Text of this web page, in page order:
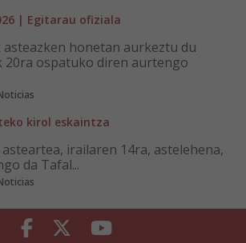
| Egitarau ofiziala
honetan aurkeztu du
20ra ospatuko diren aurtengo
kirol eskaintza
irailaren 14ra, astelehena,
da Tafal...
Facebook Twitter Youtube